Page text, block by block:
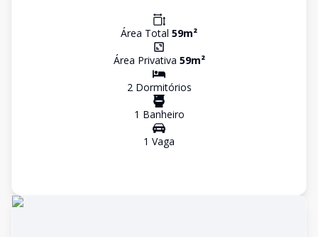
Área Total 59m²
Área Privativa 59m²
2Dormitórios
1 Banheiro
1 Vaga